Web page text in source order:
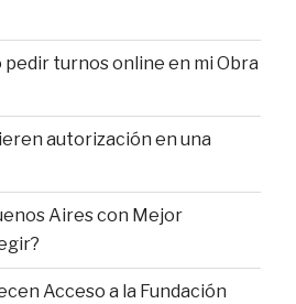
pedir turnos online en mi Obra
autorización en una
Aires con Mejor
Acceso a la Fundación